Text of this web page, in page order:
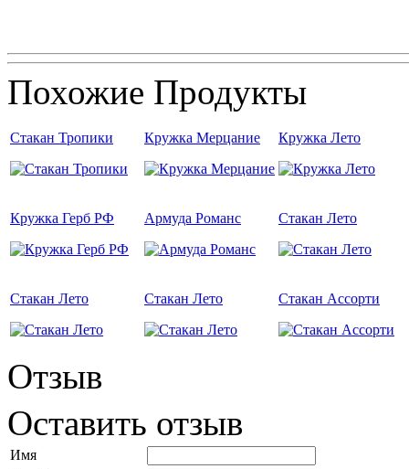
Похожие Продукты
Стакан Тропики Кружка Мерцание Кружка Лето
Кружка Герб РФ Армуда Романс Стакан Лето
Стакан Лето Стакан Лето Стакан Ассорти
Отзыв
Оставить отзыв
Имя